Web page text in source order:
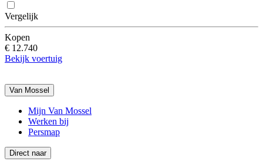
Vergelijk
Kopen
€ 12.740
Bekijk voertuig
Van Mossel
Mijn Van Mossel
Werken bij
Persmap
Direct naar